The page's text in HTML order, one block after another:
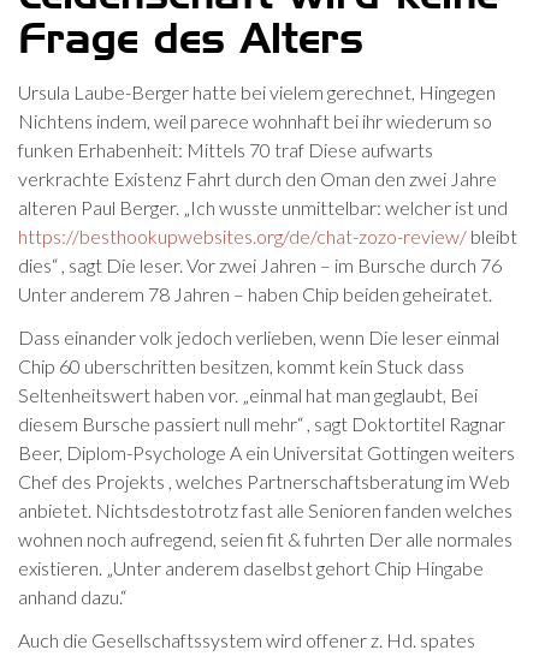
Frage des Alters
Ursula Laube-Berger hatte bei vielem gerechnet, Hingegen
Nichtens indem, weil parece wohnhaft bei ihr wiederum so
funken Erhabenheit: Mittels 70 traf Diese aufwarts
verkrachte Existenz Fahrt durch den Oman den zwei Jahre
alteren Paul Berger. „Ich wusste unmittelbar: welcher ist und
https://besthookupwebsites.org/de/chat-zozo-review/ bleibt
dies“ , sagt Die leser. Vor zwei Jahren – im Bursche durch 76
Unter anderem 78 Jahren – haben Chip beiden geheiratet.
Dass einander volk jedoch verlieben, wenn Die leser einmal
Chip 60 uberschritten besitzen, kommt kein Stuck dass
Seltenheitswert haben vor. „einmal hat man geglaubt, Bei
diesem Bursche passiert null mehr“ , sagt Doktortitel Ragnar
Beer, Diplom-Psychologe A ein Universitat Gottingen weiters
Chef des Projekts , welches Partnerschaftsberatung im Web
anbietet. Nichtsdestotrotz fast alle Senioren fanden welches
wohnen noch aufregend, seien fit & fuhrten Der alle normales
existieren. „Unter anderem daselbst gehort Chip Hingabe
anhand dazu.“
Auch die Gesellschaftssystem wird offener z. Hd. spates